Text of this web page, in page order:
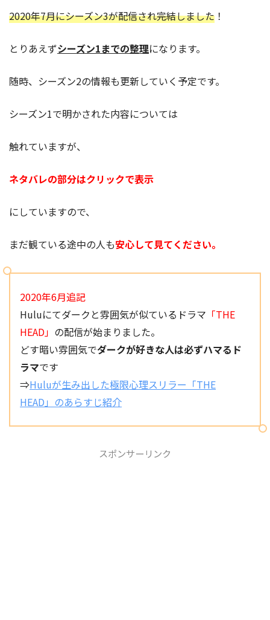
2020年7月にシーズン3が配信され完結しました ！
とりあえずシーズン1までの整理になります。
随時、シーズン2の情報も更新していく予定です。
シーズン1で明かされた内容については
触れていますが、
ネタバレの部分はクリックで表示
にしていますので、
まだ観ている途中の人も安心して見てください。
2020年6月追記
Huluにてダークと雰囲気が似ているドラマ 「THE
HEAD」 の配信が始まりました。
どす暗い雰囲気でダークが好きな人は必ずハマるド
ラマです
⇒Huluが生み出した極限心理スリラー「THE
HEAD」のあらすじ紹介
スポンサーリンク